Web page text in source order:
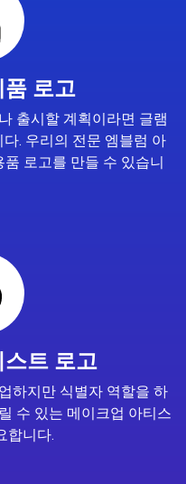
로고
출시할 계획이라면 글램
. 우리의 전문 엠블럼 아
로고를 만들 수 있습니
트 로고
하지만 식별자 역할을 하
수 있는 메이크업 아티스
합니다.